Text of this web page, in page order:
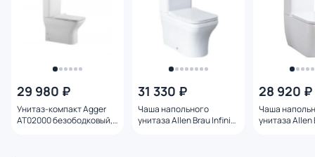
29 980 ₽
Унитаз-компакт Agger
AT02000 безободковый,
31 330 ₽
Чаша напольного
унитаза Allen Brau Infinity
28 920 ₽
Чаша
унитаза